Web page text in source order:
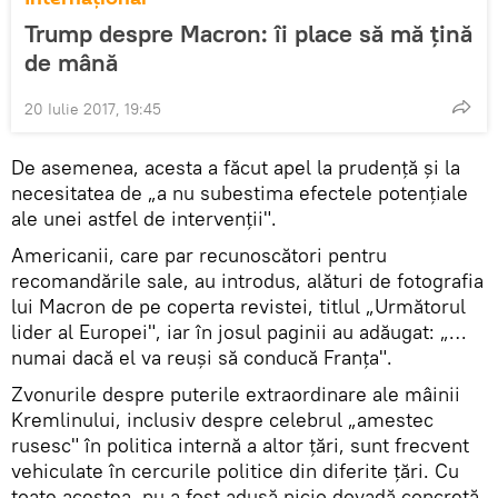
Trump despre Macron: îi place să mă țină
de mână
20 Iulie 2017, 19:45
De asemenea, acesta a făcut apel la prudență și la
necesitatea de „a nu subestima efectele potențiale
ale unei astfel de intervenţii".
Americanii, care par recunoscători pentru
recomandările sale, au introdus, alături de fotografia
lui Macron de pe coperta revistei, titlul „Următorul
lider al Europei", iar în josul paginii au adăugat: „…
numai dacă el va reuşi să conducă Franța".
Zvonurile despre puterile extraordinare ale mâinii
Kremlinului, inclusiv despre celebrul „amestec
rusesc" în politica internă a altor țări, sunt frecvent
vehiculate în cercurile politice din diferite țări. Cu